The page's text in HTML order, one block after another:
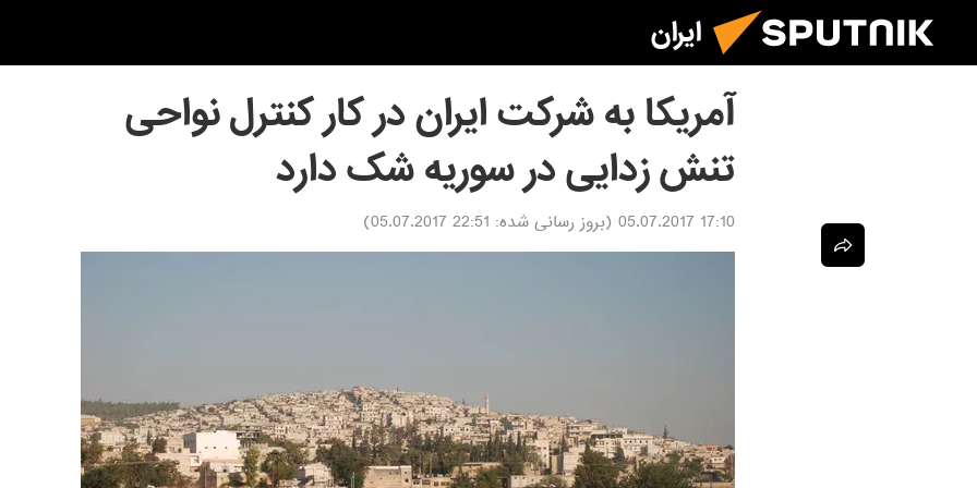
ایران
آمریکا به شرکت ایران در کار کنترل نواحی
تنش زدایی در سوریه شک دارد
17:10 05.07.2017 (بروز رسانی شده: 22:51 05.07.2017
)